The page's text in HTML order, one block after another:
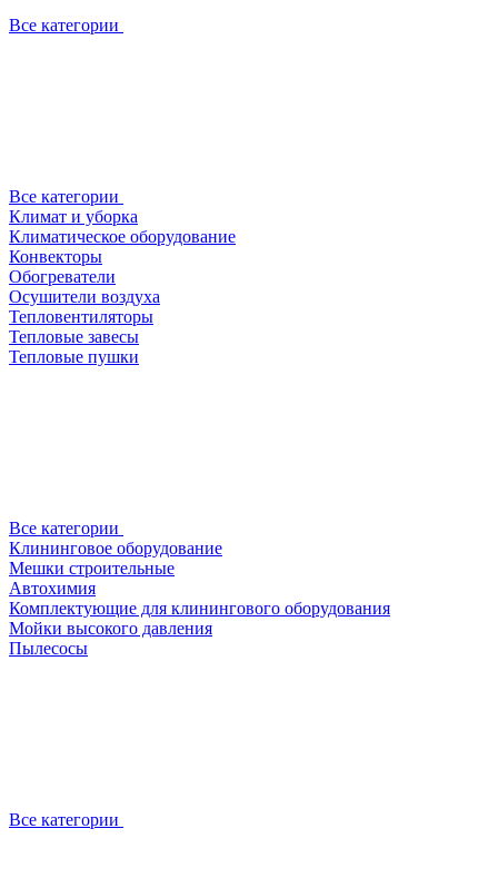
Все категории
Все категории
Климат и уборка
Климатическое оборудование
Конвекторы
Обогреватели
Осушители воздуха
Тепловентиляторы
Тепловые завесы
Тепловые пушки
Все категории
Клининговое оборудование
Мешки строительные
Автохимия
Комплектующие для клинингового оборудования
Мойки высокого давления
Пылесосы
Все категории